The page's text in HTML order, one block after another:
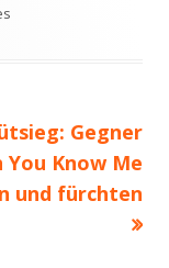
Gegner
You Know Me
und fürchten